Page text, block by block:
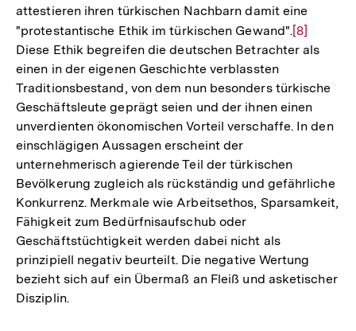
attestieren ihren türkischen Nachbarn damit eine
"protestantische Ethik im türkischen Gewand".Zur
Auflösung
Fußnote
[8]
Diese Ethik begreifen die deutschen Betrachter als
einen in der eigenen Geschichte verblassten
Traditionsbestand, von dem nun besonders türkische
Geschäftsleute geprägt seien und der ihnen einen
unverdienten ökonomischen Vorteil verschaffe. In den
einschlägigen Aussagen erscheint der
unternehmerisch agierende Teil der türkischen
Bevölkerung zugleich als rückständig und gefährliche
Konkurrenz. Merkmale wie Arbeitsethos, Sparsamkeit,
Fähigkeit zum Bedürfnisaufschub oder
Geschäftstüchtigkeit werden dabei nicht als
prinzipiell negativ beurteilt. Die negative Wertung
bezieht sich auf ein Übermaß an Fleiß und asketischer
Disziplin.